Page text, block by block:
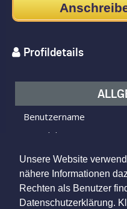
Unsere Website
nähere Informationen
Rechten als Benutzer
Datenschutzerklärung.
Profildetails
Benutzername
Ich bin
Ich suche
Alter
Wohnort
Aue,